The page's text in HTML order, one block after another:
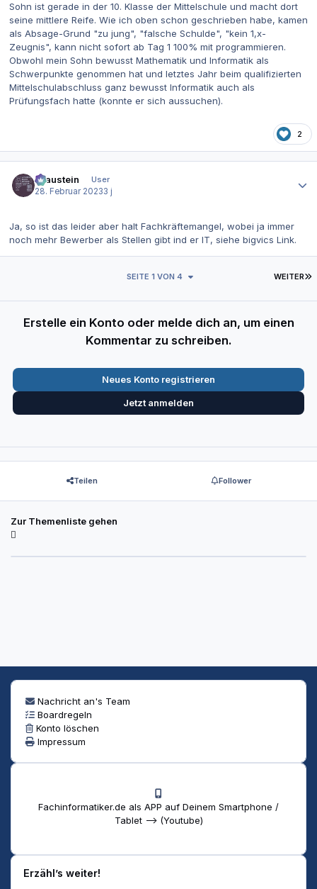
Sohn ist gerade in der 10. Klasse der Mittelschule und macht dort
seine mittlere Reife. Wie ich oben schon geschrieben habe, kamen
als Absage-Grund "zu jung", "falsche Schulde", "kein 1,x-
Zeugnis", kann nicht sofort ab Tag 1 100% mit programmieren.
Obwohl mein Sohn bewusst Mathematik und Informatik als
Schwerpunkte genommen hat und letztes Jahr beim qualifizierten
Mittelschulabschluss ganz bewusst Informatik auch als
Prüfungsfach hatte (konnte er sich aussuchen).
2
Graustein
User
28. Februar 20233 j
Ja, so ist das leider aber halt Fachkräftemangel, wobei ja immer
noch mehr Bewerber als Stellen gibt ind er IT, siehe bigvics Link.
WEITER
SEITE 1 VON 4
Erstelle ein Konto oder melde dich an, um einen
Kommentar zu schreiben.
Neues Konto registrieren
Jetzt anmelden
Teilen Follower
Zur Themenliste gehen
Nachricht an's Team
Boardregeln
Konto löschen
Impressum
Fachinformatiker.de als APP auf Deinem Smartphone /
Tablet --> (Youtube)
Erzähl’s weiter!